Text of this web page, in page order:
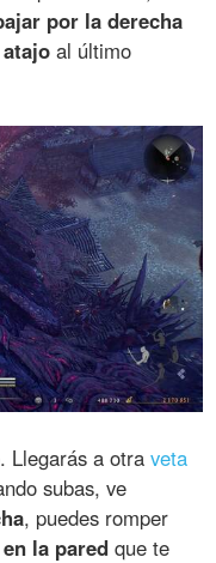
por la derecha
al último
Llegarás a otraveta
subas, ve
, puedes romper
la pared que te